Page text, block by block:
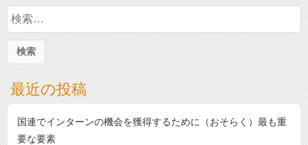
検
索
:
最近の投稿
国連でインターンの機会を獲得するために（おそらく）最も重
要な要素